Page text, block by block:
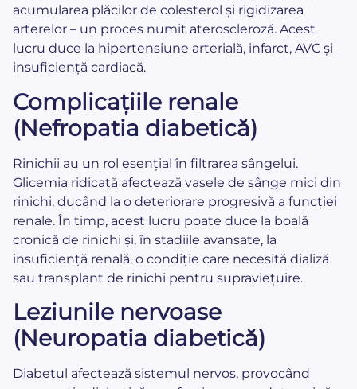
acumularea plăcilor de colesterol și rigidizarea
arterelor – un proces numit ateroscleroză. Acest
lucru duce la hipertensiune arterială, infarct, AVC și
insuficiență cardiacă.
Complicațiile renale
(Nefropatia diabetică)
Rinichii au un rol esențial în filtrarea sângelui.
Glicemia ridicată afectează vasele de sânge mici din
rinichi, ducând la o deteriorare progresivă a funcției
renale. În timp, acest lucru poate duce la boală
cronică de rinichi și, în stadiile avansate, la
insuficiență renală, o condiție care necesită dializă
sau transplant de rinichi pentru supraviețuire.
Leziunile nervoase
(Neuropatia diabetică)
Diabetul afectează sistemul nervos, provocând